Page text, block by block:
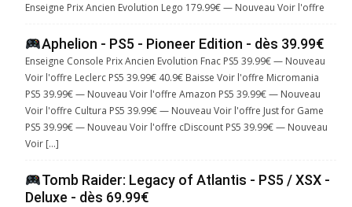
Enseigne Prix Ancien Evolution Lego 179.99€ — Nouveau Voir l'offre
Aphelion - PS5 - Pioneer Edition - dès 39.99€
Enseigne Console Prix Ancien Evolution Fnac PS5 39.99€ — Nouveau
Voir l'offre Leclerc PS5 39.99€ 40.9€ Baisse Voir l'offre Micromania
PS5 39.99€ — Nouveau Voir l'offre Amazon PS5 39.99€ — Nouveau
Voir l'offre Cultura PS5 39.99€ — Nouveau Voir l'offre Just for Game
PS5 39.99€ — Nouveau Voir l'offre cDiscount PS5 39.99€ — Nouveau
Voir […]
Tomb Raider: Legacy of Atlantis - PS5 / XSX -
Deluxe - dès 69.99€